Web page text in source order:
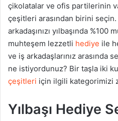
çikolatalar ve ofis partilerinin
çeşitleri arasından birini
arkadaşınızı yılbaşında
muhteşem lezzetli hediye ile
ve iş arkadaşlarınız arasında
ne istiyordunuz? Bir taşla iki
çeşitleri için ilgili kategorimizi
Yılbaşı Hediye